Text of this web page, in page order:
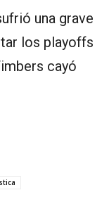
una grave
los playoffs
cayó